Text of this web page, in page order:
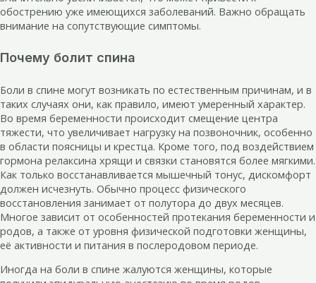
обострению уже имеющихся заболеваний. Важно обращать
внимание на сопутствующие симптомы.
Почему болит спина
Боли в спине могут возникать по естественным причинам, и в
таких случаях они, как правило, имеют умеренный характер.
Во время беременности происходит смещение центра
тяжести, что увеличивает нагрузку на позвоночник, особенно
в области поясницы и крестца. Кроме того, под воздействием
гормона релаксина хрящи и связки становятся более мягкими.
Как только восстанавливается мышечный тонус, дискомфорт
должен исчезнуть. Обычно процесс физического
восстановления занимает от полутора до двух месяцев.
Многое зависит от особенностей протекания беременности и
родов, а также от уровня физической подготовки женщины,
её активности и питания в послеродовом периоде.
Иногда на боли в спине жалуются женщины, которые